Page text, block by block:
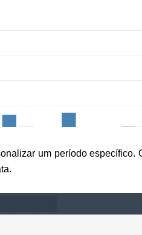
um período específico.